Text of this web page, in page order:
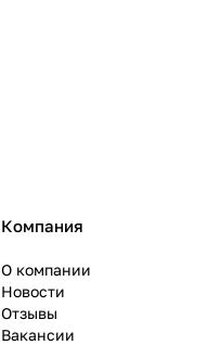
Компания
О компании
Новости
Отзывы
Вакансии